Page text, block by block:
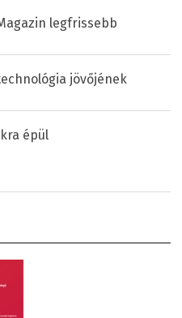
legfrissebb
jövőjének
épül